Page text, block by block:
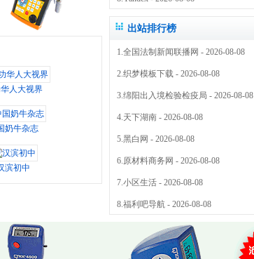
人大视界
奶牛杂志
滨初中
出站排行榜
1.全国法制新闻联播网 - 2026-08-08
2.织梦模板下载 - 2026-08-08
3.绵阳出入境检验检疫局 - 2026-08-08
4.天下湖南 - 2026-08-08
5.黑白网 - 2026-08-08
6.原材料商务网 - 2026-08-08
7.小区生活 - 2026-08-08
8.福利吧导航 - 2026-08-08